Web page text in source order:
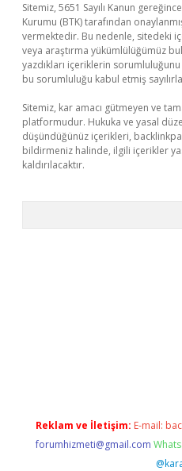
Sitemiz, 5651 Sayılı Kanun
Kurumu (BTK) tarafından
vermektedir. Bu nedenle, sitedeki
veya araştırma yükümlülüğümüz
yazdıkları içeriklerin
bu sorumluluğu kabul etmiş
Sitemiz, kar amacı gütmeyen ve
platformudur. Hukuka ve yasal
düşündüğünüz içerikleri,
bildirmeniz halinde, ilgili içerikler
kaldırılacaktır.
Reklam ve İletişim: E-mail:
forumhizmeti@gmail.com